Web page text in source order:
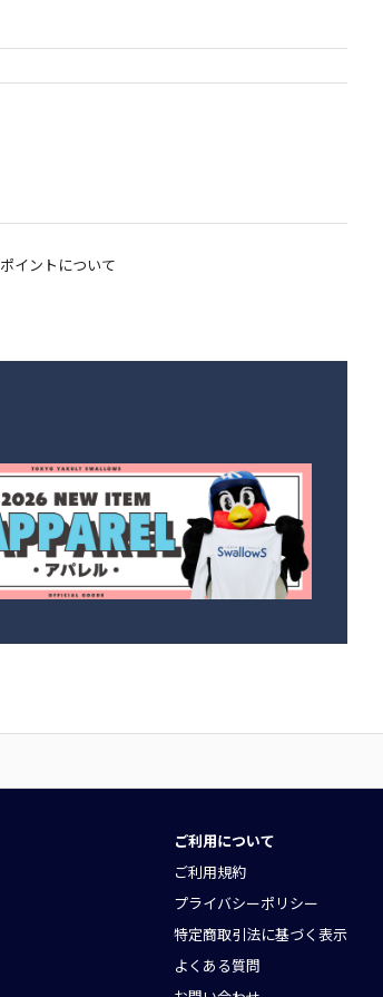
ポイントについて
ご利用について
ご利用規約
プライバシーポリシー
特定商取引法に基づく表示
よくある質問